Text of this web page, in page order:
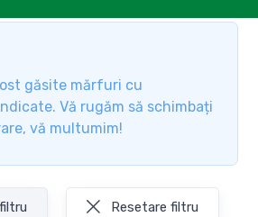
găsite mărfuri cu
Vă rugăm să schimbați
vă multumim!
Resetare filtru